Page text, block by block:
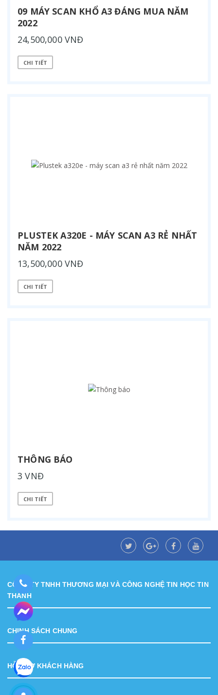
09 MÁY SCAN KHỔ A3 ĐÁNG MUA NĂM
2022
24,500,000 VNĐ
CHI TIẾT
PLUSTEK A320E - MÁY SCAN A3 RẺ NHẤT
NĂM 2022
13,500,000 VNĐ
CHI TIẾT
THÔNG BÁO
3 VNĐ
CHI TIẾT
CÔNG TY TNHH THƯƠNG MẠI VÀ CÔNG NGHỆ TIN HỌC TIN
THÀNH
CHINH SÁCH CHUNG
HỖ TRỢ KHÁCH HÀNG